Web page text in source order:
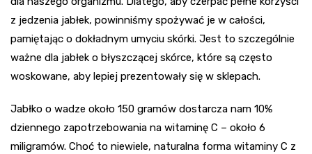
z jedzenia jabłek, powinniśmy spożywać je w całości,
pamiętając o dokładnym umyciu skórki. Jest to szczególnie
ważne dla jabłek o błyszczącej skórce, które są często
woskowane, aby lepiej prezentowały się w sklepach.
Jabłko o wadze około 150 gramów dostarcza nam 10%
dziennego zapotrzebowania na witaminę C – około 6
miligramów. Choć to niewiele, naturalna forma witaminy C z